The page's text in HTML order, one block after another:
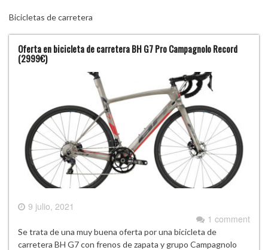
Bicicletas de carretera
Oferta en bicicleta de carretera BH G7 Pro Campagnolo Record
(2999€)
9 julio, 2021
1 comment
Se trata de una muy buena oferta por una bicicleta de
carretera BH G7 con frenos de zapata y grupo Campagnolo